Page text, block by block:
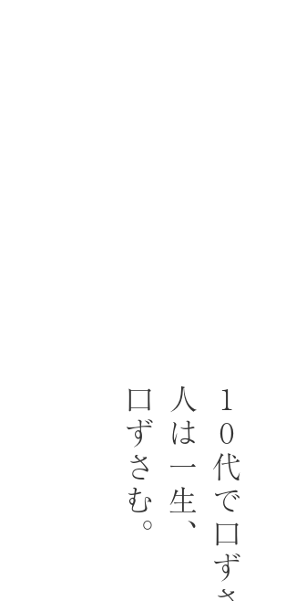
人は一生、
口ずさむ。